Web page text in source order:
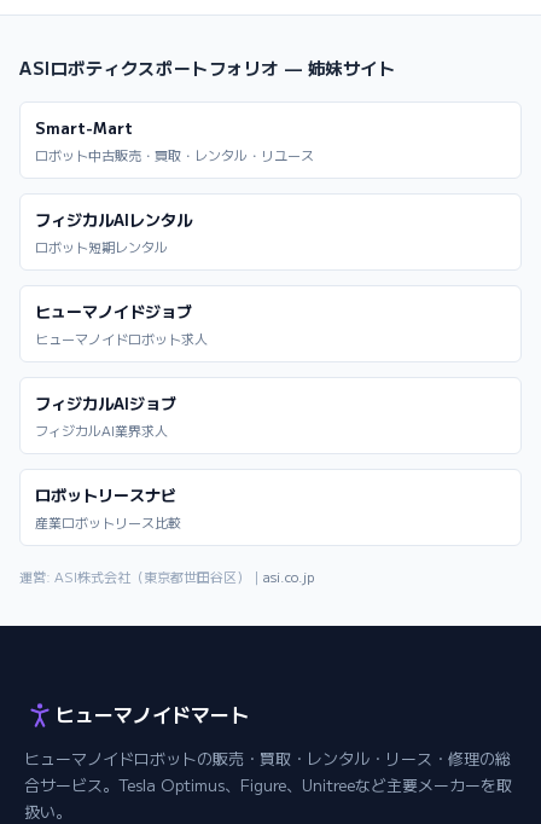
ASIロボティクスポートフォリオ — 姉妹サイト
Smart-Mart
ロボット中古販売・買取・レンタル・リユース
フィジカルAIレンタル
ロボット短期レンタル
ヒューマノイドジョブ
ヒューマノイドロボット求人
フィジカルAIジョブ
フィジカルAI業界求人
ロボットリースナビ
産業ロボットリース比較
運営: ASI株式会社（東京都世田谷区）｜ asi.co.jp
ヒューマノイドマート
ヒューマノイドロボットの販売・買取・レンタル・リース・修理の総
合サービス。Tesla Optimus、Figure、Unitreeなど主要メーカーを取
扱い。